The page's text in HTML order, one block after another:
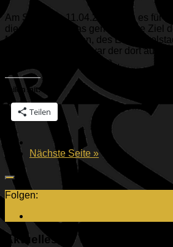
Am Samstag, 11.04.2026 ging es für
die Zugspitze. Das gemeinsame Ziel
Mailing-Feldkirchen, des ESV
TV 1861 Ingolstadt war der dort
Parcours des Deutschen...
Teilen mit:
Teilen
Nächste Seite »
Folgen:
Aktuelles